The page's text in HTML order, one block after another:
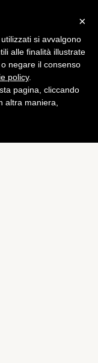
×
si avvalgono
alle finalità illustrate
negare il consenso
policy.
pagina, cliccando
altra maniera,